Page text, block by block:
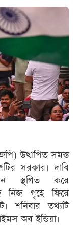
উত্থাপিত সমস্ত
সরকার। দাবি
স্থগিত করে
নিজ গৃহে ফিরে
শনিবার তথ্যটি
অব ইন্ডিয়া।